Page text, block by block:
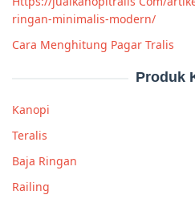
ringan-minimalis-modern/
Cara Menghitung Pagar Tralis
Produk
Kanopi
Teralis
Baja Ringan
Railing